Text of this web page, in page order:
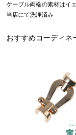
ケーブル両端の素材はイ
当店にて洗浄済み
おすすめコーディネ